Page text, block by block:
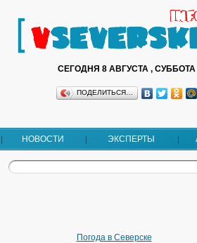
СЕГОДНЯ 8 АВГУСТА , СУББОТА
ПОДЕЛИТЬСЯ…
НОВОСТИ ЭКСПЕРТЫ
Погода в Северске